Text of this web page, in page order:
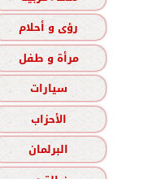
رؤى و أحلام
مرأة و طفل
سيارات
الأحزاب
البرلمان